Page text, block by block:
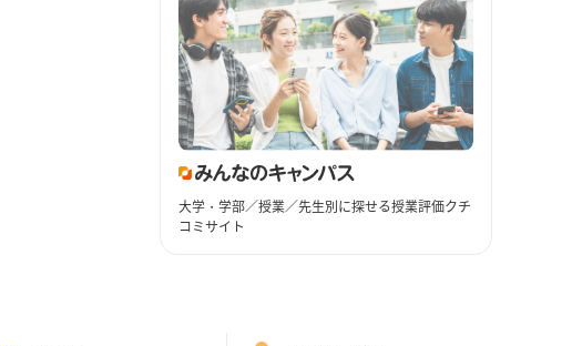
大学・学部／授業／先生別に探せる授業評価クチ
コミサイト